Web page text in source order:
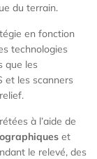
du terrain.
en fonction
technologies
que les
et les scanners
à l’aide de
et
le relevé, des